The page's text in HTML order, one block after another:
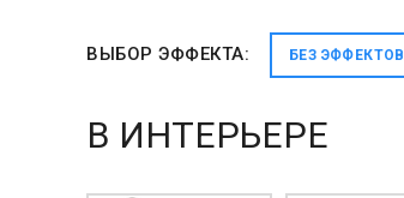
ВЫБОР ЭФФЕКТА: БЕЗ ЭФФЕКТОВ
В ИНТЕРЬЕРЕ